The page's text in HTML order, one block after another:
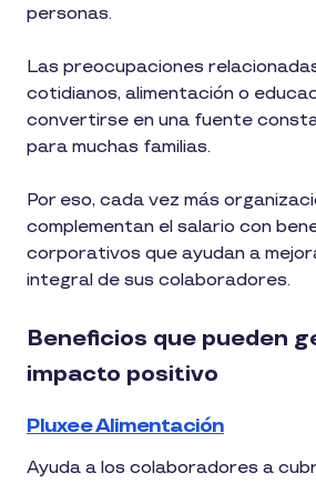
personas.
Las preocupaciones
cotidianos, alimentación o
convertirse en una fuente
para muchas familias.
Por eso, cada vez más
complementan el salario con
corporativos que ayudan a
integral de sus colaboradores.
Beneficios que pueden
impacto positivo
Pluxee Alimentación
Ayuda a los colaboradores a